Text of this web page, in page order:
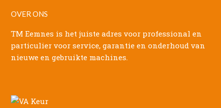
OVER ONS
TM Eemnes is het juiste adres voor professional en
particulier voor service, garantie en onderhoud van
nieuwe en gebruikte machines.